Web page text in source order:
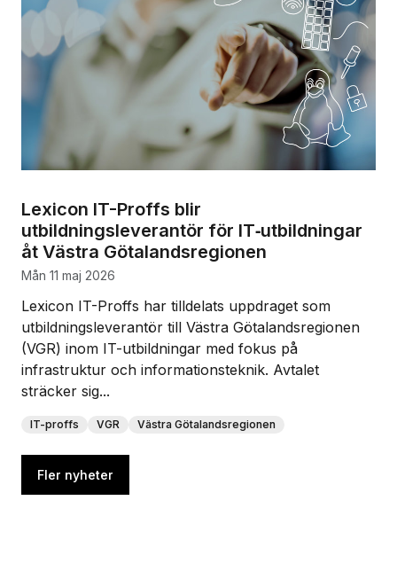
Lexicon IT-Proffs blir
utbildningsleverantör för IT‑utbildningar
åt Västra Götalandsregionen
mån 11 maj 2026
Lexicon IT-Proffs har tilldelats uppdraget som
utbildningsleverantör till Västra Götalandsregionen
(VGR) inom IT-utbildningar med fokus på
infrastruktur och informationsteknik. Avtalet
sträcker sig...
IT-proffs VGR Västra Götalandsregionen
Fler nyheter